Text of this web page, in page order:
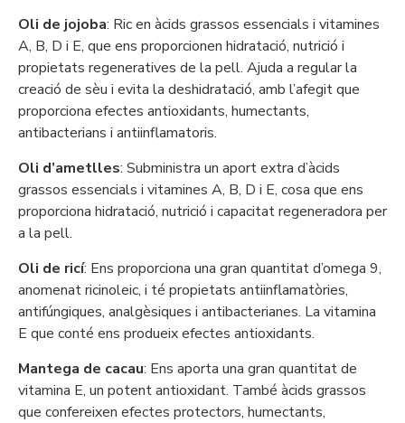
Oli de jojoba: Ric en àcids grassos essencials i vitamines
A, B, D i E, que ens proporcionen hidratació, nutrició i
propietats regeneratives de la pell. Ajuda a regular la
creació de sèu i evita la deshidratació, amb l’afegit que
proporciona efectes antioxidants, humectants,
antibacterians i antiinflamatoris.
Oli d’ametlles: Subministra un aport extra d’àcids
grassos essencials i vitamines A, B, D i E, cosa que ens
proporciona hidratació, nutrició i capacitat regeneradora per
a la pell.
Oli de ricí: Ens proporciona una gran quantitat d’omega 9,
anomenat ricinoleic, i té propietats antiinflamatòries,
antifúngiques, analgèsiques i antibacterianes. La vitamina
E que conté ens produeix efectes antioxidants.
Mantega de cacau: Ens aporta una gran quantitat de
vitamina E, un potent antioxidant. També àcids grassos
que confereixen efectes protectors, humectants,